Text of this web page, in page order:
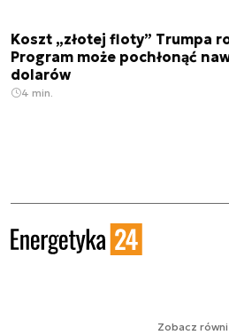
Koszt „złotej floty” Trumpa
Program może pochłonąć
dolarów
4 min.
Zobacz